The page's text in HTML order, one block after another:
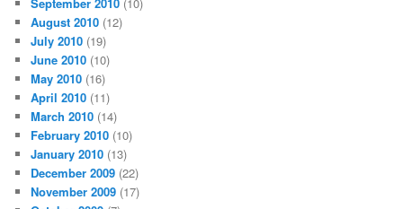
August 2010 (12)
July 2010 (19)
June 2010 (10)
May 2010 (16)
April 2010 (11)
March 2010 (14)
February 2010 (10)
January 2010 (13)
December 2009 (22)
November 2009 (17)